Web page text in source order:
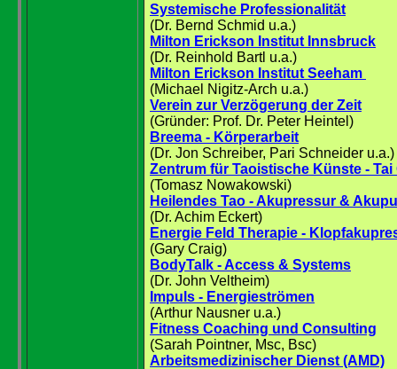
Systemische Professionalität
(Dr. Bernd Schmid u.a.)
Milton Erickson Institut Innsbruck
(Dr. Reinhold Bartl u.a.)
Milton Erickson Institut Seeham
(Michael Nigitz-Arch u.a.)
Verein zur Verzögerung der Zeit
(Gründer: Prof. Dr. Peter Heintel )
Breema - Körperarbeit
(Dr. Jon Schreiber, Pari Schneider u.a.)
Zentrum für Taoistische Künste - Tai
(Tomasz Nowakowski)
Heilendes Tao - Akupressur &
(Dr. Achim Eckert)
Energie Feld Therapie -
(Gary Craig)
BodyTalk - Access & Systems
(Dr. John Veltheim)
Impuls - Energieströmen
(Arthur Nausner u.a.)
Fitness Coaching und Consulting
(Sarah Pointner, Msc, Bsc)
Arbeitsmedizinischer Dienst (AMD)